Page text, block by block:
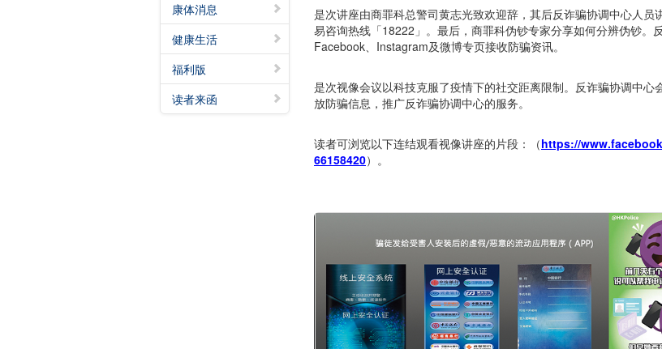
康体消息
健康生活
福利版
读者来函
是次讲座由商罪科总警司黄志光致欢迎辞，其后反诈骗协调中心人
易咨询热线「18222」。最后，商罪科伪钞专家分享如何分辨伪钞。
Facebook、Instagram及微博专页接收防骗资讯。
是次视像会议以科技克服了疫情下的社交距离限制。反诈骗协调中
放防骗信息，推广反诈骗协调中心的服务。
读者可浏览以下连结观看视像讲座的片段：（https://
66158420）。